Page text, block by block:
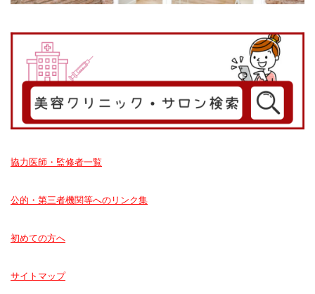
協力医師・監修者一覧
公的・第三者機関等へのリンク集
初めての方へ
サイトマップ